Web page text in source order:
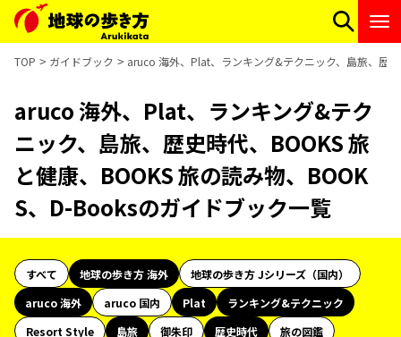
TOP ガイドブック aruco 海外、Plat、ランキング&テクニック、島旅、歴
aruco 海外、Plat、ランキング&テク
ニック、島旅、歴史時代、BOOKS 旅
と健康、BOOKS 旅の読み物、BOOK
S、D-Booksのガイドブック一覧
すべて 地球の歩き方 海外
地球の歩き方 Jシリーズ（国内）
aruco 海外
aruco 国内 Plat
ランキング&テクニック
Resort Style
島旅 御朱印 歴史時代
旅の図鑑